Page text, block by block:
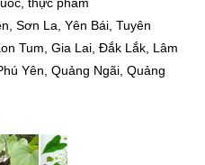
Sơn La, Yên Bái, Tuyên
Tum, Gia Lai, Đắk Lắk, Lâm
Yên, Quảng Ngãi, Quảng